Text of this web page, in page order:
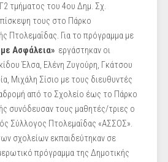
τμήματος του 4ου Δημ. Σχ.
τους στο Πάρκο
Πτολεμαΐδας. Για το πρόγραμμα με
Ασφάλεια»εργάστηκαν οι
Έλσα, Ελένη Ζυγούρη, Γκάτσου
Μιχάλη Σίσιο με τους διευθυντές
από το Σχολείο έως το Πάρκο
συνόδευσαν τους μαθητές/τριες ο
Σύλλογος Πτολεμαΐδας «ΑΣΣΟΣ».
σχολείων εκπαιδεύτηκαν σε
πρόγραμμα της Δημοτικής